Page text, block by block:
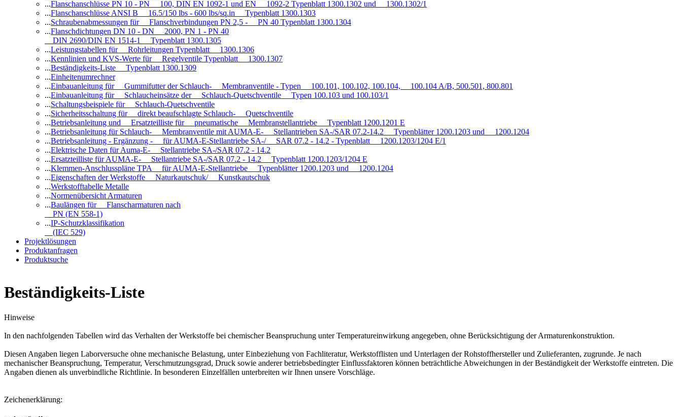
...Flanschanschlüsse PN 10 - PN 100, DIN EN 1092-1 und EN 1092-2 Typenblatt 1300.1302 und 1300.1302/1
...Flanschanschlüsse ANSI B 16.5/150 lbs - 600 lbs/sq.in Typenblatt 1300.1303
...Schraubenabmessungen für Flanschverbindungen PN 2,5 - PN 40 Typenblatt 1300.1304
...Flanschdichtungen DN 10 - DN 2000, PN 1 - PN 40
DIN 2690/DIN EN 1514-1 Typenblatt 1300.1305
...Leistungstabellen für Rohrleitungen Typenblatt 1300.1306
...Kennlinien und KVS-Werte für Regelventile Typenblatt 1300.1307
...Beständigkeits-Liste Typenblatt 1300.1309
...Einheitenumrechner
...Einbauanleitung für Gummifutter der Schlauch- Membranventile - Typen 100.101, 100.102, 100.104, 100.104 A/B, 500.501, 800.801
...Einbauanleitung für Schlaucheinsätze der Schlauch-Quetschventile Typen 100.103 und 100.103/1
...Schaltungsbeispiele für Schlauch-Quetschventile
...Sicherheitsschaltung für direkt beaufschlagte Schlauch- Quetschventile
...Betriebsanleitung und Ersatzteilliste für pneumatische Membranstellantriebe Typenblatt 1200.1201 E
...Betriebsanleitung für Schlauch- Membranventile mit AUMA-E- Stellantrieben SA-/SAR 07.2-14.2 Typenblätter 1200.1203 und 1200.1204
...Betriebsanleitung - Ergänzung - für AUMA-E-Stellantriebe SA-/ SAR 07.2 - 14.2 - Typenblatt 1200.1203/1204 E/1
...Elektrische Daten für Auma-E- Stellantriebe SA-/SAR 07.2 - 14.2
...Ersatzteilliste für AUMA-E- Stellantriebe SA-/SAR 07.2 - 14.2 Typenblatt 1200.1203/1204 E
...Klemmen-Anschlusspläne TPA für AUMA-E-Stellantriebe Typenblätter 1200.1203 und 1200.1204
...Eigenschaften der Werkstoffe Naturkautschuk/ Kunstkautschuk
...Werkstofftabelle Metalle
...Normenübersicht Armaturen
...Baulängen für Flanscharmaturen nach
PN (EN 558-1)
...IP-Schutzklassifikation
(IEC 529)
Projektlösungen
Produktanfragen
Produktsuche
Beständigkeits-Liste
Hinweise
In den nachfolgenden Tabellen wird das Verhalten der Werkstoffe bei chemischer Beanspruchung unter Temperatureinwirkung angegeben, ohne Berücksichtigung der Armaturenkonstruktion.
Diesen Angaben liegen Laborversuche ohne mechanische Belastung, unter Einbeziehung von Fachliteratur, Werkstofflisten und Unterlagen der Rohstoffhersteller und Zulieferanten, zugrunde. Je nach
mechanischer Beanspruchung, Temperatur, Verschmutzungsgrad, Druck sowie anderer betriebsbedingter Einflussfaktoren können beträchtliche Abweichungen in der Beständigkeit der Werkstoffe eintreten. Die
Angaben dienen als unverbindliche Richtlinie. In besonderen Einzelfällen unterbreiten wir Ihnen unsere Vorschläge.
Zeichenerklärung: